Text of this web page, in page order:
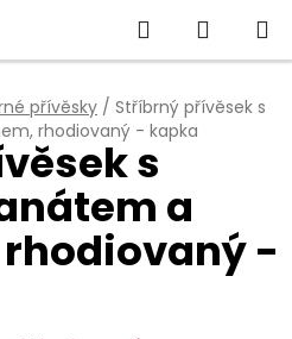
Hledat
KOŠÍK
přívěsky / Stříbrný přívěsek s
rhodiovaný - kapka
s
a
-